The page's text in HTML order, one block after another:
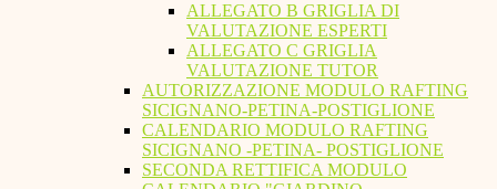
ALLEGATO B GRIGLIA DI
VALUTAZIONE ESPERTI
ALLEGATO C GRIGLIA
VALUTAZIONE TUTOR
AUTORIZZAZIONE MODULO RAFTING
SICIGNANO-PETINA-POSTIGLIONE
CALENDARIO MODULO RAFTING
SICIGNANO -PETINA- POSTIGLIONE
SECONDA RETTIFICA MODULO